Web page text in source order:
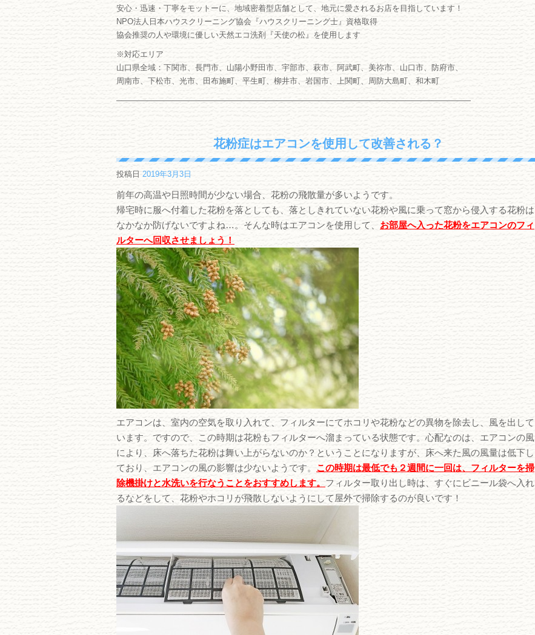
安心・迅速・丁寧をモットーに、地域密着型店舗として、地元に愛されるお店を目指しています！
NPO法人日本ハウスクリーニング協会『ハウスクリーニング士』資格取得
協会推奨の人や環境に優しい天然エコ洗剤『天使の松』を使用します
※対応エリア
山口県全域：下関市、長門市、山陽小野田市、宇部市、萩市、阿武町、美祢市、山口市、防府市、
周南市、下松市、光市、田布施町、平生町、柳井市、岩国市、上関町、周防大島町、和木町
―――――――――――――――――――――――――――――――――――――――――――――
花粉症はエアコンを使用して改善される？
投稿日 2019年3月3日
前年の高温や日照時間が少ない場合、花粉の飛散量が多いようです。
帰宅時に服へ付着した花粉を落としても、落としきれていない花粉や風に乗って窓から侵入する花粉は
なかなか防げないですよね…。そんな時はエアコンを使用して、 お部屋へ入った花粉をエアコンのフィ
ルターへ回収させましょう！
エアコンは、室内の空気を取り入れて、フィルターにてホコリや花粉などの異物を除去し、風を出して
います。ですので、この時期は花粉もフィルターへ溜まっている状態です。心配なのは、エアコンの風
により、床へ落ちた花粉は舞い上がらないのか？ということになりますが、床へ来た風の風量は低下し
ており、エアコンの風の影響は少ないようです。 この時期は最低でも２週間に一回は、フィルターを掃
除機掛けと水洗いを行なうことをおすすめします。 フィルター取り出し時は、すぐにビニール袋へ入れ
るなどをして、花粉やホコリが飛散しないようにして屋外で掃除するのが良いです！